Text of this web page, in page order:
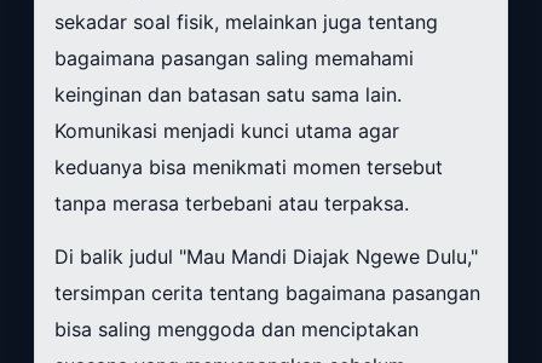
sekadar soal fisik, melainkan juga tentang
bagaimana pasangan saling memahami
keinginan dan batasan satu sama lain.
Komunikasi menjadi kunci utama agar
keduanya bisa menikmati momen tersebut
tanpa merasa terbebani atau terpaksa.
Di balik judul "Mau Mandi Diajak Ngewe Dulu,"
tersimpan cerita tentang bagaimana pasangan
bisa saling menggoda dan menciptakan